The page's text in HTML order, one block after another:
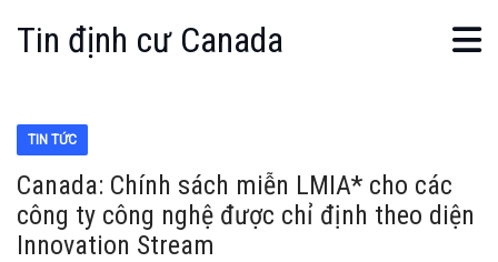
Tin định cư Canada
TIN TỨC
Canada: Chính sách miễn LMIA* cho các
công ty công nghệ được chỉ định theo diện
Innovation Stream